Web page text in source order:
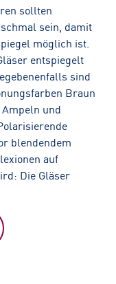
sollten
sein, damit
möglich ist.
entspiegelt
sind
Braun
und
blendendem
auf
Die Gläser